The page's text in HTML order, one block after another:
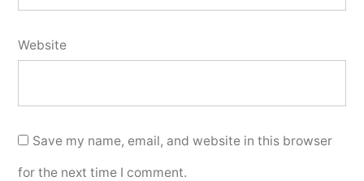
Website
Save my name, email, and website in this browser
for the next time I comment.